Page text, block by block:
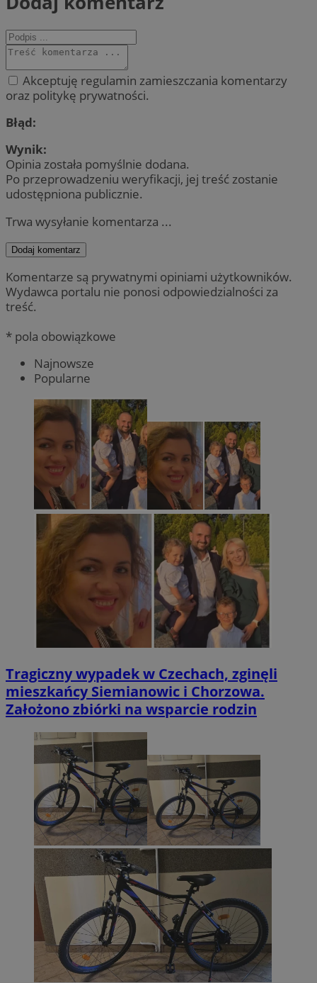
Akceptuję regulamin zamieszczania komentarzy
oraz politykę prywatności.
Błąd:
Wynik:
Opinia została pomyślnie dodana.
Po przeprowadzeniu weryfikacji, jej treść zostanie
udostępniona publicznie.
Trwa wysyłanie komentarza ...
Dodaj komentarz
Komentarze są prywatnymi opiniami użytkowników.
Wydawca portalu nie ponosi odpowiedzialności za
treść.
* pola obowiązkowe
Najnowsze
Popularne
Tragiczny wypadek w Czechach, zginęli
mieszkańcy Siemianowic i Chorzowa.
Założono zbiórki na wsparcie rodzin